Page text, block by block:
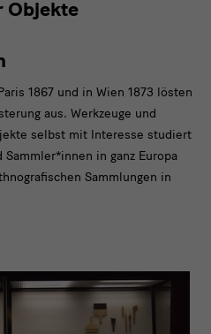
Objekte
1867 und in Wien 1873 lösten
aus. Werkzeuge und
selbst mit Interesse studiert
in ganz Europa
Sammlungen in